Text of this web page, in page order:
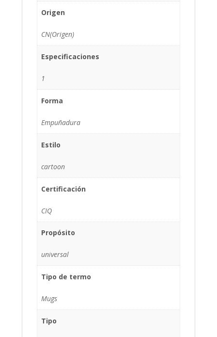
Origen
CN(Origen)
Especificaciones
1
Forma
Empuñadura
Estilo
cartoon
Certificación
CIQ
Propósito
universal
Tipo de termo
Mugs
Tipo